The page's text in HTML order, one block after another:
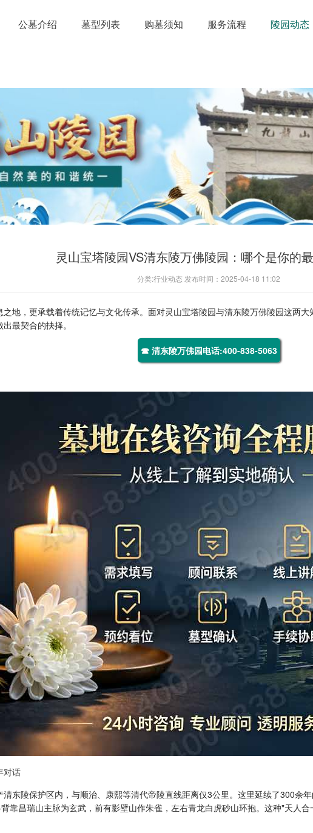
公墓介绍 墓型列表 购墓须知 服务流程 陵园动态
灵山宝塔陵园VS清东陵万佛陵园：哪个是你的
分类:行业动态 发布时间：2025-04-18 11:02
地，更承载着传统记忆与文化传承。面对灵山宝塔陵园与清东陵万佛陵园这两大
最契合的抉择。
☎ 清东陵万佛园电话:400-838-5063
对话
东陵保护区内，与顺治、康熙等清代帝陵直线距离仅3公里。这里延续了300余
昌瑞山主脉为玄武，前有影壁山作朱雀，左右青龙白虎砂山环抱。这种"天人